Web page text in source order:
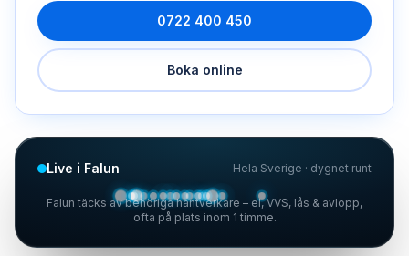
0722 400 450
Boka online
Live i Falun Hela Sverige · dygnet runt
Falun täcks av behöriga hantverkare – el, VVS, lås & avlopp,
ofta på plats inom 1 timme.